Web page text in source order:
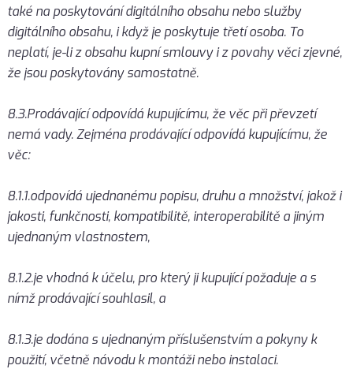
také na poskytování digitálního obsahu nebo služby
digitálního obsahu, i když je poskytuje třetí osoba. To
neplatí, je-li z obsahu kupní smlouvy i z povahy věci zjevné,
že jsou poskytovány samostatně.
8.3.Prodávající odpovídá kupujícímu, že věc při převzetí
nemá vady. Zejména prodávající odpovídá kupujícímu, že
věc:
8.1.1.odpovídá ujednanému popisu, druhu a množství, jakož i
jakosti, funkčnosti, kompatibilitě, interoperabilitě a jiným
ujednaným vlastnostem,
8.1.2.je vhodná k účelu, pro který ji kupující požaduje a s
nímž prodávající souhlasil, a
8.1.3.je dodána s ujednaným příslušenstvím a pokyny k
použití, včetně návodu k montáži nebo instalaci.